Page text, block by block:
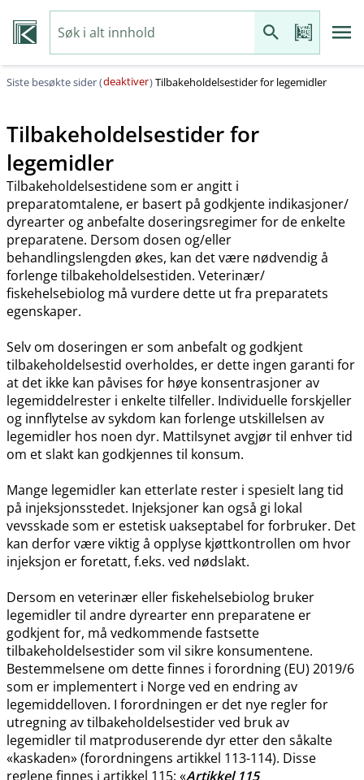
Siste besøkte sider (deaktiver)Tilbakeholdelsestider for legemidler
Tilbakeholdelsestider for
legemidler
Tilbakeholdelsestidene som er angitt i
preparatomtalene, er basert på godkjente indikasjoner​/​
dyrearter og anbefalte doseringsregimer for de enkelte
preparatene. Dersom dosen og​/​eller
behandlingslengden økes, kan det være nødvendig å
forlenge tilbakeholdelsestiden. Veterinær​/​
fiskehelsebiolog må vurdere dette ut fra preparatets
egenskaper.
Selv om doseringen er som anbefalt og godkjent
tilbakeholdelsestid overholdes, er dette ingen garanti for
at det ikke kan påvises for høye konsentrasjoner av
legemiddelrester i enkelte tilfeller. Individuelle forskjeller
og innflytelse av sykdom kan forlenge utskillelsen av
legemidler hos noen dyr. Mattilsynet avgjør til enhver tid
om et slakt kan godkjennes til konsum.
Mange legemidler kan etterlate rester i spesielt lang tid
på injeksjonsstedet. Injeksjoner kan også gi lokal
vevsskade som er estetisk uakseptabel for forbruker. Det
kan derfor være viktig å opplyse kjøttkontrollen om hvor
injeksjon er foretatt, f.eks. ved nødslakt.
Dersom en veterinær eller fiskehelsebiolog bruker
legemidler til andre dyrearter enn preparatene er
godkjent for, må vedkommende fastsette
tilbakeholdelsestider som vil sikre konsumentene.
Bestemmelsene om dette finnes i forordning (EU) 2019/6
som er implementert i Norge ved en endring av
legemiddelloven. I forordningen er det nye regler for
utregning av tilbakeholdelsestider ved bruk av
legemidler til matproduserende dyr etter den såkalte
«kaskaden» (forordningens artikkel 113-114). Disse
reglene finnes i artikkel 115: «Artikkel 115